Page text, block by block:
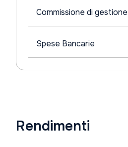
Commissione di
Spese Bancarie
Rendimenti